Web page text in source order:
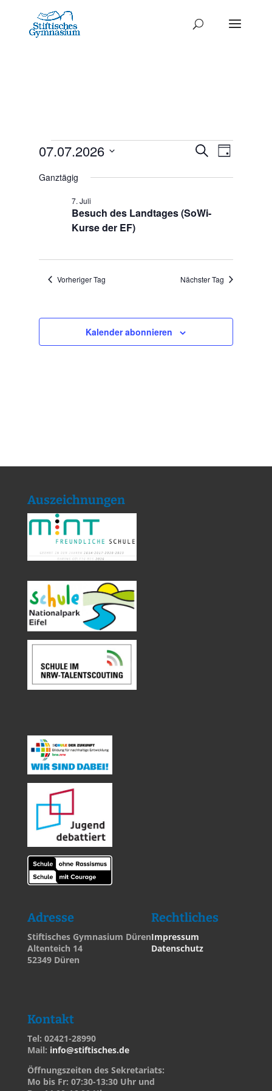
Termine
für
Termine
Such-
SucheTag
07.07.2026
wählen.
Ganztägig
Besuch des Landtages (SoWi-
Kurse der EF)
7. Juli
Vorheriger Tag Nächster Tag
Kalender abonnieren
Auszeichnungen
Adresse
Stiftisches Gymnasium Düren
Altenteich 14
52349 Düren
Rechtliches
Impressum
Datenschutz
Kontakt
Tel: 02421-28990
Mail: info@stiftisches.de
Öffnungszeiten des Sekretariats:
Mo bis Fr: 07:30-13:30 Uhr und